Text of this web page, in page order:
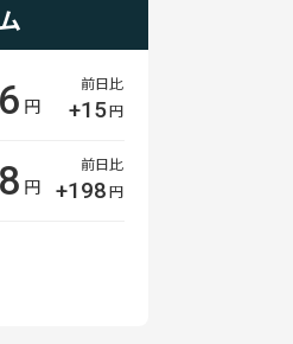
円
前日比
+15円
円
前日比
+198円